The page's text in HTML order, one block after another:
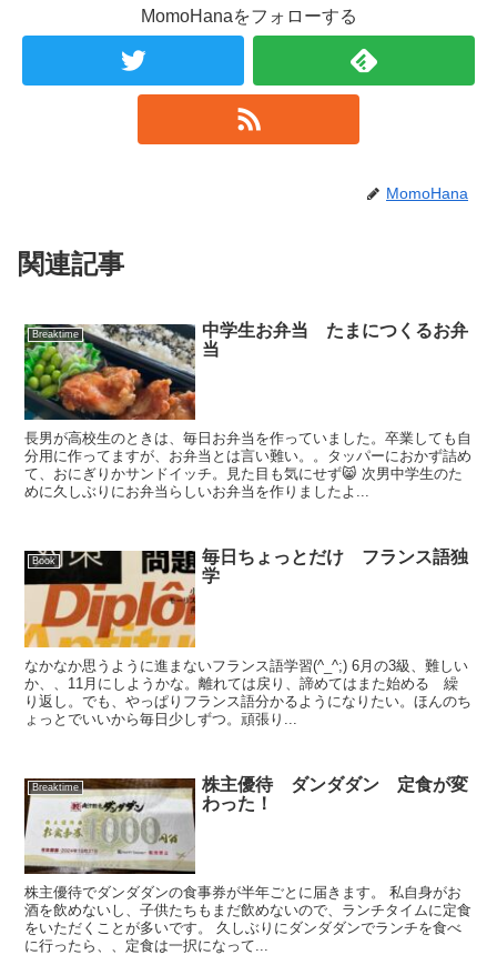
MomoHanaをフォローする
MomoHana
関連記事
Breaktime
中学生お弁当 たまにつくるお弁
当
長男が高校生のときは、毎日お弁当を作っていました。卒業しても自
分用に作ってますが、お弁当とは言い難い。。タッパーにおかず詰め
て、おにぎりかサンドイッチ。見た目も気にせず😸 次男中学生のた
めに久しぶりにお弁当らしいお弁当を作りましたよ...
Book
毎日ちょっとだけ フランス語独
学
なかなか思うように進まないフランス語学習(^_^;) 6月の3級、難しい
か、、11月にしようかな。離れては戻り、諦めてはまた始める 繰
り返し。でも、やっぱりフランス語分かるようになりたい。ほんのち
ょっとでいいから毎日少しずつ。頑張り...
Breaktime
株主優待 ダンダダン 定食が変
わった！
株主優待でダンダダンの食事券が半年ごとに届きます。 私自身がお
酒を飲めないし、子供たちもまだ飲めないので、ランチタイムに定食
をいただくことが多いです。 久しぶりにダンダダンでランチを食べ
に行ったら、、定食は一択になって...